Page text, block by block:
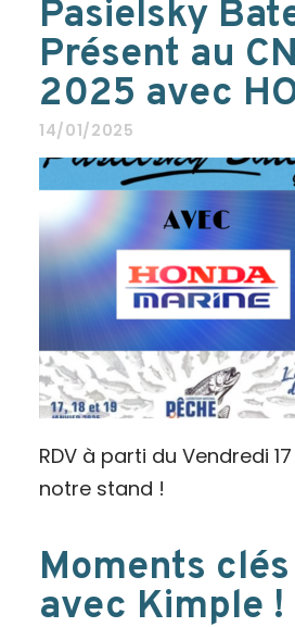
Pasielsky
Présent au
2025 avec
14/01/2025
RDV à parti du Vendredi
notre stand !
Moments
avec Kimple !